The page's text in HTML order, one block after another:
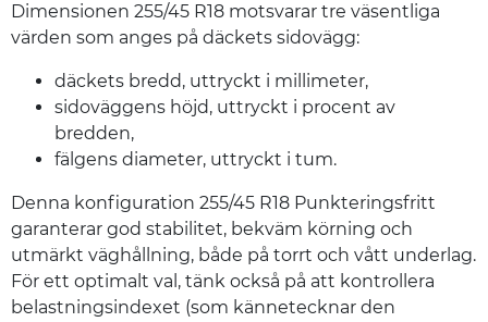
Dimensionen 255/45 R18 motsvarar tre väsentliga
värden som anges på däckets sidovägg:
däckets bredd, uttryckt i millimeter,
sidoväggens höjd, uttryckt i procent av
bredden,
fälgens diameter, uttryckt i tum.
Denna konfiguration 255/45 R18 Punkteringsfritt
garanterar god stabilitet, bekväm körning och
utmärkt väghållning, både på torrt och vått underlag.
För ett optimalt val, tänk också på att kontrollera
belastningsindexet (som kännetecknar den